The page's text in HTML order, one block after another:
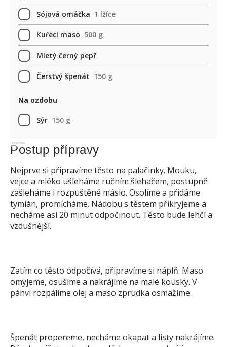
Sójová omáčka 1 lžíce
Kuřecí maso 500 g
Mletý černý pepř
Čerstvý špenát 150 g
Na ozdobu
Sýr 150 g
Reklama
Postup přípravy
Nejprve si připravíme těsto na palačinky. Mouku,
vejce a mléko ušleháme ručním šlehačem, postupně
zašleháme i rozpuštěné máslo. Osolíme a přidáme
tymián, promícháme. Nádobu s těstem přikryjeme a
necháme asi 20 minut odpočinout. Těsto bude lehčí a
vzdušnější.
Zatím co těsto odpočívá, připravíme si náplň. Maso
omyjeme, osušíme a nakrájíme na malé kousky. V
pánvi rozpálíme olej a maso zprudka osmažíme.
Špenát propereme, necháme okapat a listy nakrájíme.